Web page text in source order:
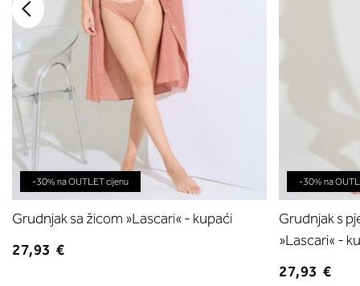
-30% na OUTLET cijenu
Grudnjak sa žicom »Lascari« - kupaći
27,93 €
-30% na
Grudnjak s
»Lascari« -
27,93 €